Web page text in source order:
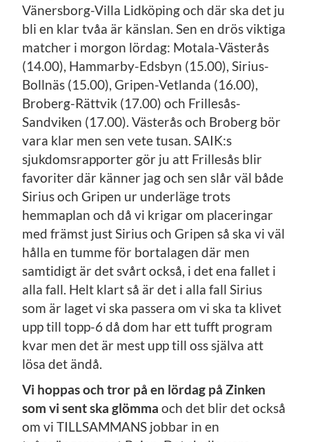
Vänersborg-Villa Lidköping och där ska det ju
bli en klar tvåa är känslan. Sen en drös viktiga
matcher i morgon lördag: Motala-Västerås
(14.00), Hammarby-Edsbyn (15.00), Sirius-
Bollnäs (15.00), Gripen-Vetlanda (16.00),
Broberg-Rättvik (17.00) och Frillesås-
Sandviken (17.00). Västerås och Broberg bör
vara klar men sen vete tusan. SAIK:s
sjukdomsrapporter gör ju att Frillesås blir
favoriter där känner jag och sen slår väl både
Sirius och Gripen ur underläge trots
hemmaplan och då vi krigar om placeringar
med främst just Sirius och Gripen så ska vi väl
hålla en tumme för bortalagen där men
samtidigt är det svårt också, i det ena fallet i
alla fall. Helt klart så är det i alla fall Sirius
som är laget vi ska passera om vi ska ta klivet
upp till topp-6 då dom har ett tufft program
kvar men det är mest upp till oss själva att
lösa det ändå.
Vi hoppas och tror på en lördag på Zinken
som vi sent ska glömma och det blir det också
om vi TILLSAMMANS jobbar in en